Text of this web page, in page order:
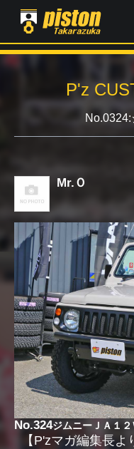
P'Z MAGAZINE
PISTON YAHOO店
店舗ご案内
P'z
Mr.Ｏ
No.324ジムニーＪＡ１２
【P'zマガ編集長よ